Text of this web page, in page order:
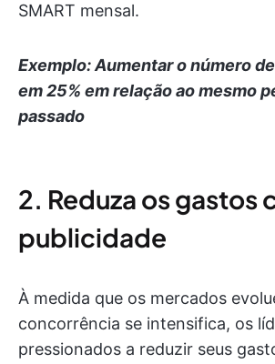
SMART mensal.
Exemplo: Aumentar o número
em 25% em relação ao mesmo
passado
2. Reduza os gastos
publicidade
À medida que os mercados
concorrência se intensifica, os
pressionados a reduzir seus